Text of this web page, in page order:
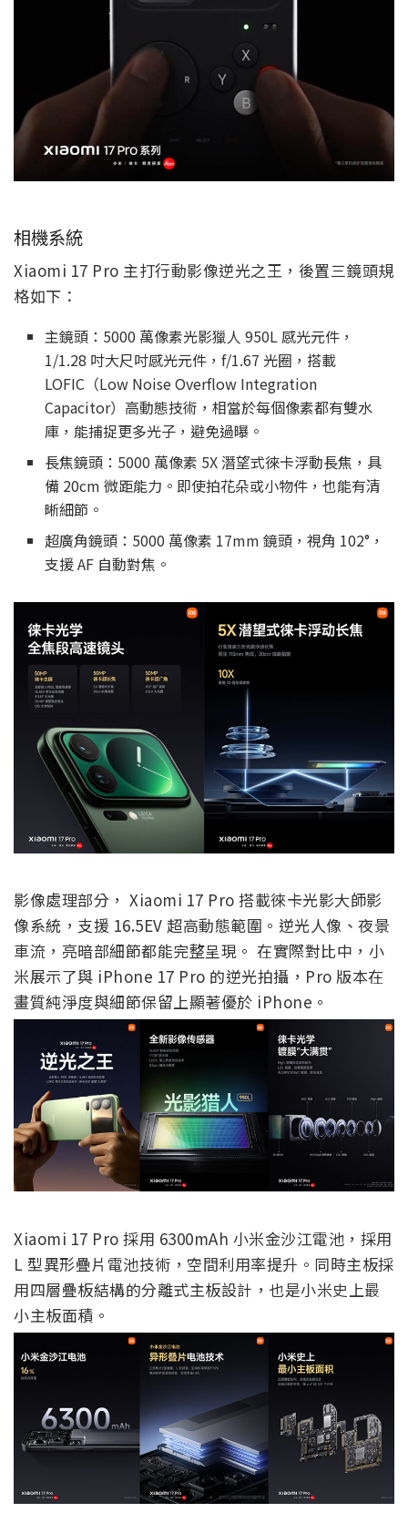
相機系統
Xiaomi 17 Pro 主打行動影像逆光之王，後置三鏡頭規
格如下：
主鏡頭：5000 萬像素光影獵人 950L 感光元件，
1/1.28 吋大尺吋感光元件，f/1.67 光圈，搭載
LOFIC（Low Noise Overflow Integration
Capacitor）高動態技術，相當於每個像素都有雙水
庫，能捕捉更多光子，避免過曝。
長焦鏡頭：5000 萬像素 5X 潛望式徠卡浮動長焦，具
備 20cm 微距能力。即使拍花朵或小物件，也能有清
晰細節。
超廣角鏡頭：5000 萬像素 17mm 鏡頭，視角 102°，
支援 AF 自動對焦。
影像處理部分， Xiaomi 17 Pro 搭載徠卡光影大師影
像系統，支援 16.5EV 超高動態範圍。逆光人像、夜景
車流，亮暗部細節都能完整呈現。 在實際對比中，小
米展示了與 iPhone 17 Pro 的逆光拍攝，Pro 版本在
畫質純淨度與細節保留上顯著優於 iPhone。
Xiaomi 17 Pro 採用 6300mAh 小米金沙江電池，採用
L 型異形疊片電池技術，空間利用率提升。同時主板採
用四層疊板結構的分離式主板設計，也是小米史上最
小主板面積。